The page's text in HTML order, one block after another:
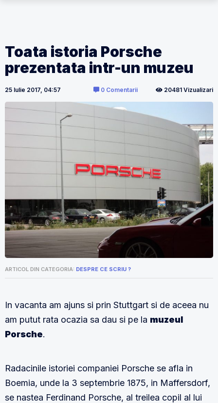
Toata istoria Porsche
prezentata intr-un muzeu
25 Iulie 2017, 04:57 0 Comentarii 20481 Vizualizari
ARTICOL DIN CATEGORIA: DESPRE CE SCRIU ?
In vacanta am ajuns si prin Stuttgart si de aceea nu
am putut rata ocazia sa dau si pe la muzeul
Porsche.
Radacinile istoriei companiei Porsche se afla in
Boemia, unde la 3 septembrie 1875, in Maffersdorf,
se nastea Ferdinand Porsche, al treilea copil al lui